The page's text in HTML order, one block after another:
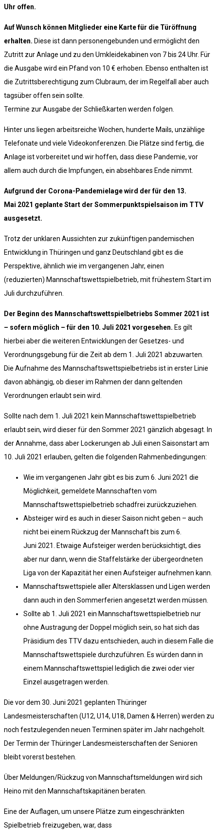
Uhr offen.
Auf Wunsch können Mitglieder eine Karte für die Türöffnung
erhalten. Diese ist dann personengebunden und ermöglicht den
Zutritt zur Anlage und zu den Umkleidekabinen von 7 bis 24 Uhr. Für
die Ausgabe wird ein Pfand von 10 € erhoben. Ebenso enthalten ist
die Zutrittsberechtigung zum Clubraum, der im Regelfall aber auch
tagsüber offen sein sollte.
Termine zur Ausgabe der Schließkarten werden folgen.
Hinter uns liegen arbeitsreiche Wochen, hunderte Mails, unzählige
Telefonate und viele Videokonferenzen. Die Plätze sind fertig, die
Anlage ist vorbereitet und wir hoffen, dass diese Pandemie, vor
allem auch durch die Impfungen, ein absehbares Ende nimmt.
Aufgrund der Corona-Pandemielage wird der für den 13.
Mai 2021 geplante Start der Sommerpunktspielsaison im TTV
ausgesetzt.
Trotz der unklaren Aussichten zur zukünftigen pandemischen
Entwicklung in Thüringen und ganz Deutschland gibt es die
Perspektive, ähnlich wie im vergangenen Jahr, einen
(reduzierten) Mannschaftswettspielbetrieb, mit frühestem Start im
Juli durchzuführen.
Der Beginn des Mannschaftswettspielbetriebs Sommer 2021 ist
– sofern möglich – für den 10. Juli 2021 vorgesehen. Es gilt
hierbei aber die weiteren Entwicklungen der Gesetzes- und
Verordnungsgebung für die Zeit ab dem 1. Juli 2021 abzuwarten.
Die Aufnahme des Mannschaftswettspielbetriebs ist in erster Linie
davon abhängig, ob dieser im Rahmen der dann geltenden
Verordnungen erlaubt sein wird.
Sollte nach dem 1. Juli 2021 kein Mannschaftswettspielbetrieb
erlaubt sein, wird dieser für den Sommer 2021 gänzlich abgesagt. In
der Annahme, dass aber Lockerungen ab Juli einen Saisonstart am
10. Juli 2021 erlauben, gelten die folgenden Rahmenbedingungen:
Wie im vergangenen Jahr gibt es bis zum 6. Juni 2021 die
Möglichkeit, gemeldete Mannschaften vom
Mannschaftswettspielbetrieb schadfrei zurückzuziehen.
Absteiger wird es auch in dieser Saison nicht geben – auch
nicht bei einem Rückzug der Mannschaft bis zum 6.
Juni 2021. Etwaige Aufsteiger werden berücksichtigt, dies
aber nur dann, wenn die Staffelstärke der übergeordneten
Liga von der Kapazität her einen Aufsteiger aufnehmen kann.
Mannschaftswettspiele aller Altersklassen und Ligen werden
dann auch in den Sommerferien angesetzt werden müssen.
Sollte ab 1. Juli 2021 ein Mannschaftswettspielbetrieb nur
ohne Austragung der Doppel möglich sein, so hat sich das
Präsidium des TTV dazu entschieden, auch in diesem Falle die
Mannschaftswettspiele durchzuführen. Es würden dann in
einem Mannschaftswettspiel lediglich die zwei oder vier
Einzel ausgetragen werden.
Die vor dem 30. Juni 2021 geplanten Thüringer
Landesmeisterschaften (U12, U14, U18, Damen & Herren) werden zu
noch festzulegenden neuen Terminen später im Jahr nachgeholt.
Der Termin der Thüringer Landesmeisterschaften der Senioren
bleibt vorerst bestehen.
Über Meldungen/Rückzug von Mannschaftsmeldungen wird sich
Heino mit den Mannschaftskapitänen beraten.
Eine der Auflagen, um unsere Plätze zum eingeschränkten
Spielbetrieb freizugeben, war, dass